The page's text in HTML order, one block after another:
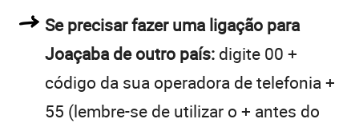
Se precisar fazer uma ligação para
Joaçaba de outro país: digite 00 +
código da sua operadora de telefonia +
55 (lembre-se de utilizar o + antes do